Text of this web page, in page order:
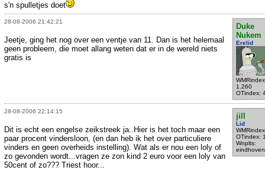
s'n spulletjes doet
28-08-2006 21:42:21
Duke
Nukem
Erelid
1.260
OTindex:
Jeetje, ging het nog over een ventje van 11. Dan is het helemaal
geen probleem, die moet allang weten dat er in de wereld niets
gratis is
28-08-2006 22:14:15
jill
Lid
OTindex:
Wnplts:
eindhoven
Dit is echt een engelse zeikstreek ja..Hier is het toch maar een
paar procent vindersloon, (en dan heb ik het over particuliere
vinders en geen overheids instelling). Wat als er nou een loly of
zo gevonden wordt...vragen ze zon kind 2 euro voor een loly van
50cent of zo??? Triest hoor...